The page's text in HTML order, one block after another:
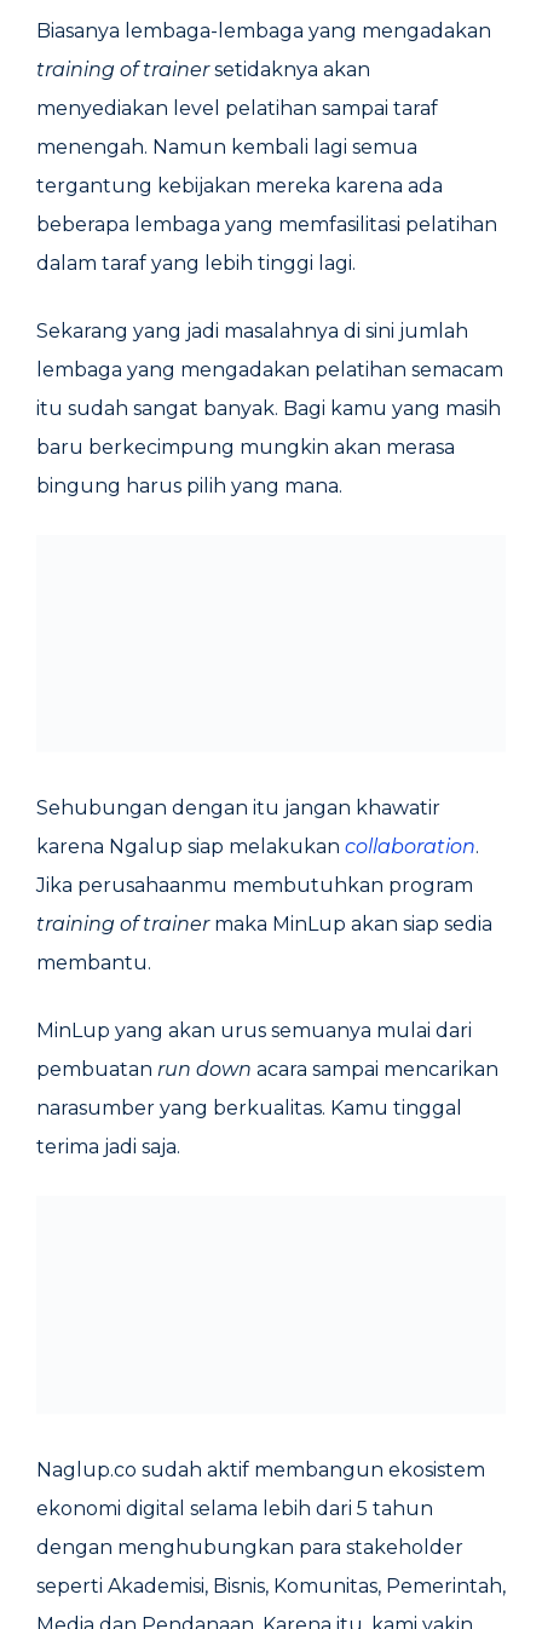
Biasanya lembaga-lembaga yang mengadakan
training of trainersetidaknya akan
menyediakan level pelatihan sampai taraf
menengah. Namun kembali lagi semua
tergantung kebijakan mereka karena ada
beberapa lembaga yang memfasilitasi pelatihan
dalam taraf yang lebih tinggi lagi.
Sekarang yang jadi masalahnya di sini jumlah
lembaga yang mengadakan pelatihan semacam
itu sudah sangat banyak. Bagi kamu yang masih
baru berkecimpung mungkin akan merasa
bingung harus pilih yang mana.
Sehubungan dengan itu jangan khawatir
karena Ngalup siap melakukan collaboration.
Jika perusahaanmu membutuhkan program
training of trainer maka MinLup akan siap sedia
membantu.
MinLup yang akan urus semuanya mulai dari
pembuatan run down acara sampai mencarikan
narasumber yang berkualitas. Kamu tinggal
terima jadi saja.
Naglup.co sudah aktif membangun ekosistem
ekonomi digital selama lebih dari 5 tahun
dengan menghubungkan para stakeholder
seperti Akademisi, Bisnis, Komunitas, Pemerintah,